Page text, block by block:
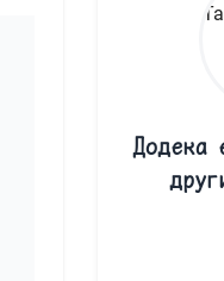
Додека